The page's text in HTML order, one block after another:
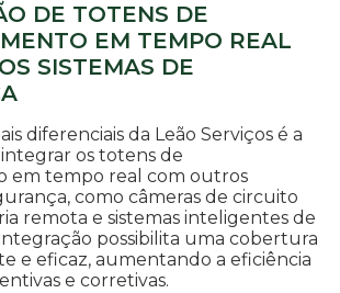
DE TOTENS DE
EM TEMPO REAL
SISTEMAS DE
diferenciais da Leão Serviços é a
os totens de
em tempo real com outros
como câmeras de circuito
remota e sistemas inteligentes de
integração possibilita uma cobertura
e eficaz, aumentando a eficiência
e corretivas.